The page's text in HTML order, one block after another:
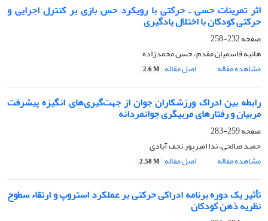
اثر تمرینات حسی ـ حرکتی با رویکرد حس بازی بر کنترل اجرایی و
حرکتی کودکان با اختلال یادگیری
صفحه232-258
هانیه قاسمیان مقدم، حسن محمدزاده
مشاهده مقاله
اصل مقاله 2.6 M
رابطه بین ادراک ورزشکاران جوان از جهت‌گیری‌های انگیزه‌ پیشرفت
مربیان و رفتارهای مربیگری جوانمردانه
صفحه259-283
حمید صالحی، ندا امیرپور نجف آبادی
مشاهده مقاله
اصل مقاله 2.58 M
تأثیر یک دوره برنامه ادراکی حرکتی بر عملکرد استروپ و ارتقاء سطوح
نظریه ذهن کودکان